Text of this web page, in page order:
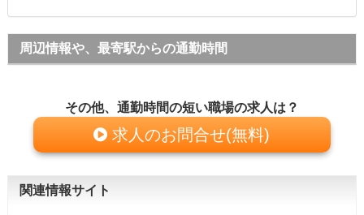
周辺情報や、最寄駅からの通勤時間
その他、通勤時間の短い職場の求人は？
求人のお問合せ(無料)
関連情報サイト